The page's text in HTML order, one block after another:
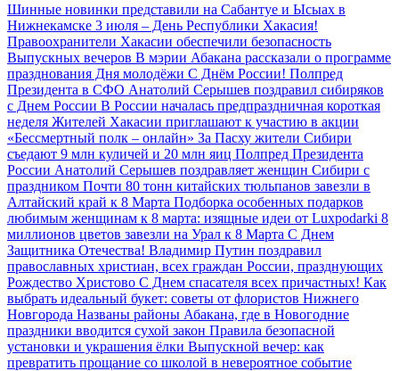
Шинные новинки представили на Сабантуе и Ысыах в
Нижнекамске 3 июля – День Республики Хакасия!
Правоохранители Хакасии обеспечили безопасность
Выпускных вечеров В мэрии Абакана рассказали о программе
празднования Дня молодёжи С Днём России! Полпред
Президента в СФО Анатолий Серышев поздравил сибиряков
с Днем России В России началась предпраздничная короткая
неделя Жителей Хакасии приглашают к участию в акции
«Бессмертный полк – онлайн» За Пасху жители Сибири
съедают 9 млн куличей и 20 млн яиц Полпред Президента
России Анатолий Серышев поздравляет женщин Сибири с
праздником Почти 80 тонн китайских тюльпанов завезли в
Алтайский край к 8 Марта Подборка особенных подарков
любимым женщинам к 8 марта: изящные идеи от Luxpodarki 8
миллионов цветов завезли на Урал к 8 Марта С Днем
Защитника Отечества! Владимир Путин поздравил
православных христиан, всех граждан России, празднующих
Рождество Христово С Днем спасателя всех причастных! Как
выбрать идеальный букет: советы от флористов Нижнего
Новгорода Названы районы Абакана, где в Новогодние
праздники вводится сухой закон Правила безопасной
установки и украшения ёлки Выпускной вечер: как
превратить прощание со школой в невероятное событие